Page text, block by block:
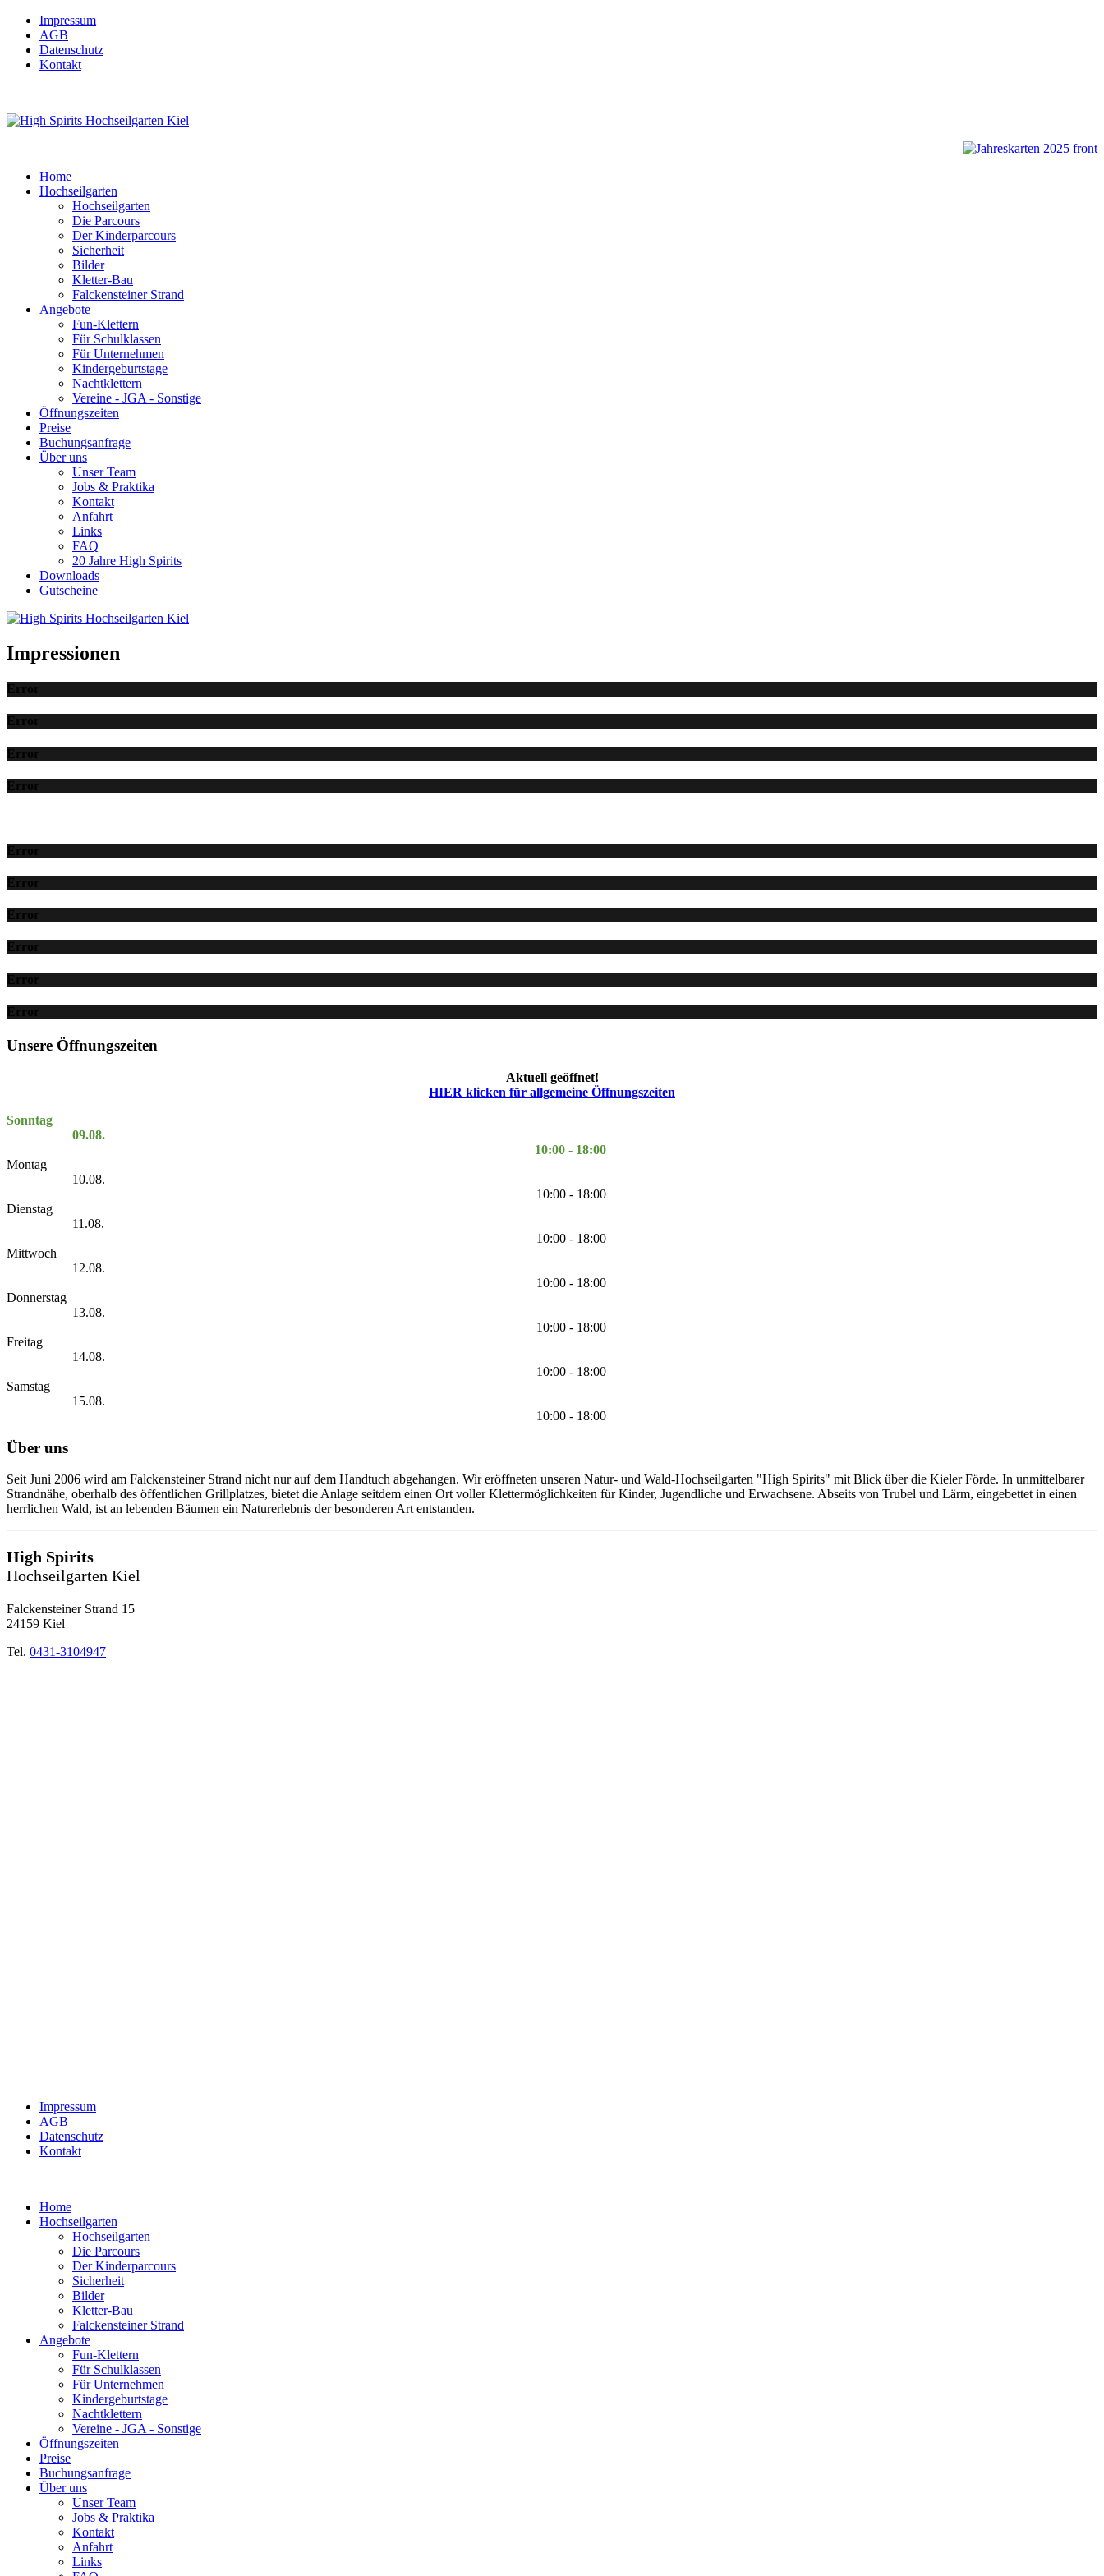
Impressum
AGB
Datenschutz
Kontakt
Home
Hochseilgarten
Hochseilgarten
Die Parcours
Der Kinderparcours
Sicherheit
Bilder
Kletter-Bau
Falckensteiner Strand
Angebote
Fun-Klettern
Für Schulklassen
Für Unternehmen
Kindergeburtstage
Nachtklettern
Vereine - JGA - Sonstige
Öffnungszeiten
Preise
Buchungsanfrage
Über uns
Unser Team
Jobs & Praktika
Kontakt
Anfahrt
Links
FAQ
20 Jahre High Spirits
Downloads
Gutscheine
Impressionen
Error
Error
Error
Error
Error
Error
Error
Error
Error
Error
Unsere Öffnungszeiten
Aktuell geöffnet!
HIER klicken für allgemeine Öffnungszeiten
Sonntag
09.08.
10:00 - 18:00
Montag
10.08.
10:00 - 18:00
Dienstag
11.08.
10:00 - 18:00
Mittwoch
12.08.
10:00 - 18:00
Donnerstag
13.08.
10:00 - 18:00
Freitag
14.08.
10:00 - 18:00
Samstag
15.08.
10:00 - 18:00
Über uns
Seit Juni 2006 wird am Falckensteiner Strand nicht nur auf dem Handtuch abgehangen. Wir eröffneten unseren Natur- und Wald-Hochseilgarten "High Spirits" mit Blick über die Kieler Förde. In unmittelbarer
Strandnähe, oberhalb des öffentlichen Grillplatzes, bietet die Anlage seitdem einen Ort voller Klettermöglichkeiten für Kinder, Jugendliche und Erwachsene. Abseits von Trubel und Lärm, eingebettet in einen
herrlichen Wald, ist an lebenden Bäumen ein Naturerlebnis der besonderen Art entstanden.
High Spirits
Hochseilgarten Kiel
Falckensteiner Strand 15
24159 Kiel
Tel. 0431-3104947
Impressum
AGB
Datenschutz
Kontakt
Home
Hochseilgarten
Hochseilgarten
Die Parcours
Der Kinderparcours
Sicherheit
Bilder
Kletter-Bau
Falckensteiner Strand
Angebote
Fun-Klettern
Für Schulklassen
Für Unternehmen
Kindergeburtstage
Nachtklettern
Vereine - JGA - Sonstige
Öffnungszeiten
Preise
Buchungsanfrage
Über uns
Unser Team
Jobs & Praktika
Kontakt
Anfahrt
Links